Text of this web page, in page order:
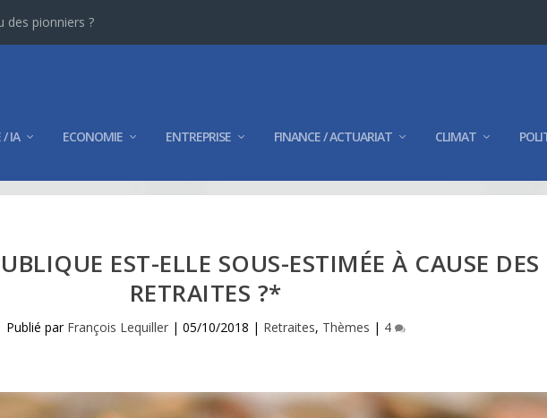
des pionniers ?
/ IA ECONOMIE ENTREPRISE FINANCE / ACTUARIAT CLIMAT
EST-ELLE SOUS-ESTIMÉE À CAUSE DES
RETRAITES ?*
Publié par François Lequiller| 05/10/2018 | Retraites, Thèmes | 4